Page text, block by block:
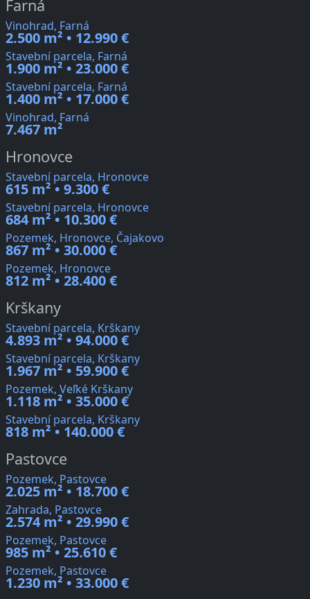
Farná
Vinohrad, Farná
2.500 m² • 12.990 €
Stavební parcela, Farná
1.900 m² • 23.000 €
Stavební parcela, Farná
1.400 m² • 17.000 €
Vinohrad, Farná
7.467 m²
Hronovce
Stavební parcela, Hronovce
615 m² • 9.300 €
Stavební parcela, Hronovce
684 m² • 10.300 €
Pozemek, Hronovce, Čajakovo
867 m² • 30.000 €
Pozemek, Hronovce
812 m² • 28.400 €
Krškany
Stavební parcela, Krškany
4.893 m² • 94.000 €
Stavební parcela, Krškany
1.967 m² • 59.900 €
Pozemek, Veľké Krškany
1.118 m² • 35.000 €
Stavební parcela, Krškany
818 m² • 140.000 €
Pastovce
Pozemek, Pastovce
2.025 m² • 18.700 €
Zahrada, Pastovce
2.574 m² • 29.990 €
Pozemek, Pastovce
985 m² • 25.610 €
Pozemek, Pastovce
1.230 m² • 33.000 €